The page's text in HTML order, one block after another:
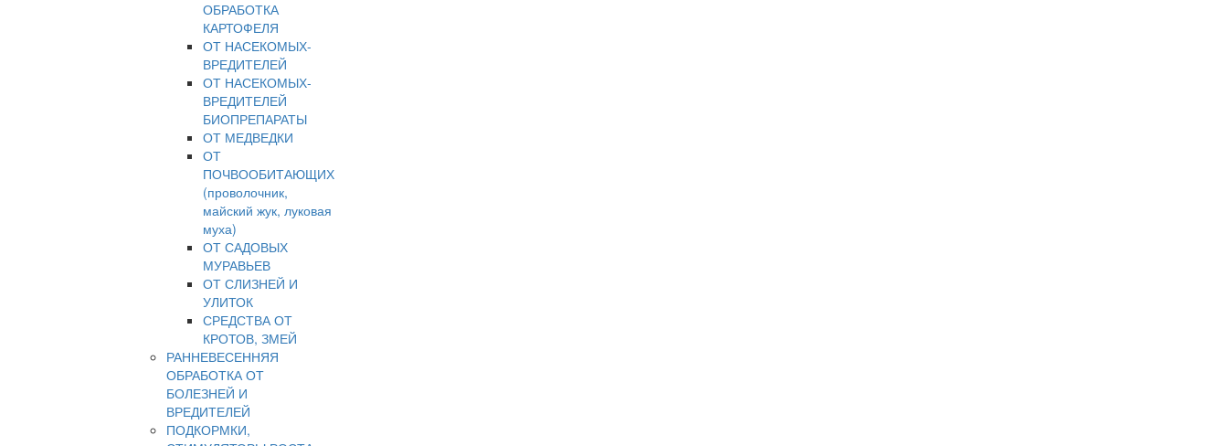
ОБРАБОТКА
КАРТОФЕЛЯ
ОТ НАСЕКОМЫХ-
ВРЕДИТЕЛЕЙ
ОТ НАСЕКОМЫХ-
ВРЕДИТЕЛЕЙ
БИОПРЕПАРАТЫ
ОТ МЕДВЕДКИ
ОТ
ПОЧВООБИТАЮЩИХ
(проволочник,
майский жук, луковая
муха)
ОТ САДОВЫХ
МУРАВЬЕВ
ОТ СЛИЗНЕЙ И
УЛИТОК
СРЕДСТВА ОТ
КРОТОВ, ЗМЕЙ
РАННЕВЕСЕННЯЯ
ОБРАБОТКА ОТ
БОЛЕЗНЕЙ И
ВРЕДИТЕЛЕЙ
ПОДКОРМКИ,